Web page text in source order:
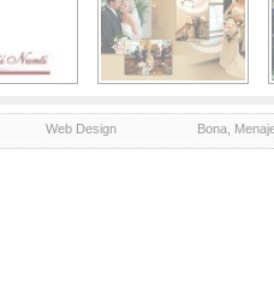
Web Design Bona,